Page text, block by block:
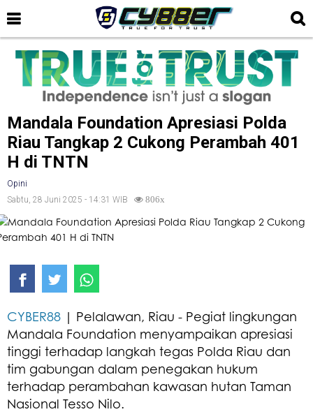
Mandala Foundation Apresiasi Polda
Riau Tangkap 2 Cukong Perambah 401
H di TNTN
Opini
Sabtu, 28 Juni 2025 - 14:31 WIB
806x
CYBER88 | Pelalawan, Riau - Pegiat lingkungan
Mandala Foundation menyampaikan apresiasi
tinggi terhadap langkah tegas Polda Riau dan
tim gabungan dalam penegakan hukum
terhadap perambahan kawasan hutan Taman
Nasional Tesso Nilo.